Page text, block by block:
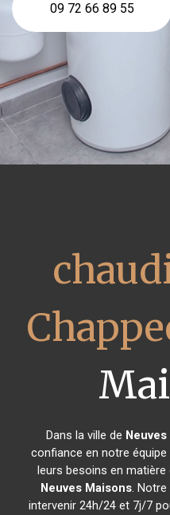
09 72 66 89 55
Dans la ville de
confiance en notre
leurs besoins en matière
Neuves Maisons.
intervenir 24h/24 et 7j/7